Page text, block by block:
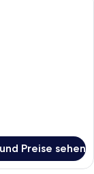
Preise sehen